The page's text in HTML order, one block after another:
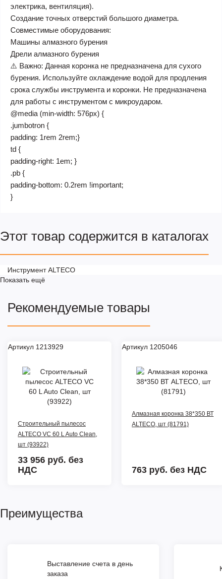
электрика, вентиляция).
Создание точных отверстий большого диаметра.
Совместимые оборудования:
Машины алмазного бурения
Дрели алмазного бурения
⚠️ Важно: Данная коронка не предназначена для сухого
бурения. Используйте охлаждение водой для продления
срока службы инструмента и коронки. Не предназначена
для работы с инструментом с микроударом.
@media (min-width: 576px) {
.jumbotron {
padding: 1rem 2rem;}
td {
padding-right: 1em; }
.pb {
padding-bottom: 0.2rem !important;
}
Этот товар содержится в каталогах
Инструмент ALTECO
Показать ещё
Рекомендуемые товары
Артикул 1213929
Строительный пылесос
ALTECO VC 60 L Auto Clean,
шт (93922)
33 956 руб. без
НДС
Артикул 1205046
Алмазная коронка 38*350 ВТ
ALTECO, шт (81791)
763 руб. без НДС
Преимущества
Выставление счета в день
заказа